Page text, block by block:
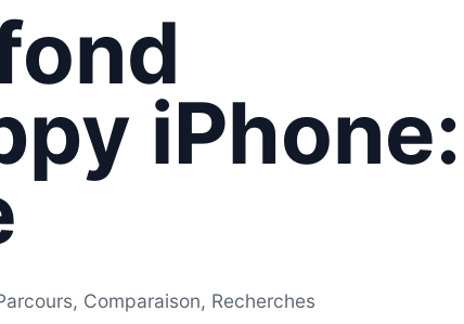
iPhone:
Comparaison, Recherches